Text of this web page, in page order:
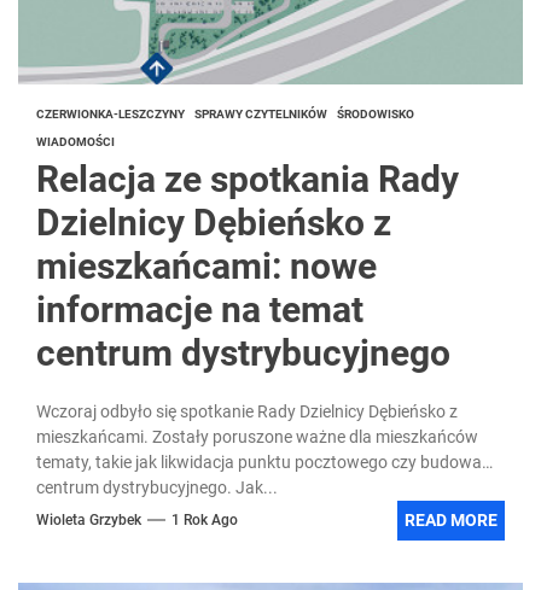
CZERWIONKA-LESZCZYNY SPRAWY CZYTELNIKÓW ŚRODOWISKO
WIADOMOŚCI
Relacja ze spotkania Rady
Dzielnicy Dębieńsko z
mieszkańcami: nowe
informacje na temat
centrum dystrybucyjnego
Wczoraj odbyło się spotkanie Rady Dzielnicy Dębieńsko z
mieszkańcami. Zostały poruszone ważne dla mieszkańców
tematy, takie jak likwidacja punktu pocztowego czy budowa
centrum dystrybucyjnego. Jak...
Wioleta Grzybek 1 Rok Ago READ MORE